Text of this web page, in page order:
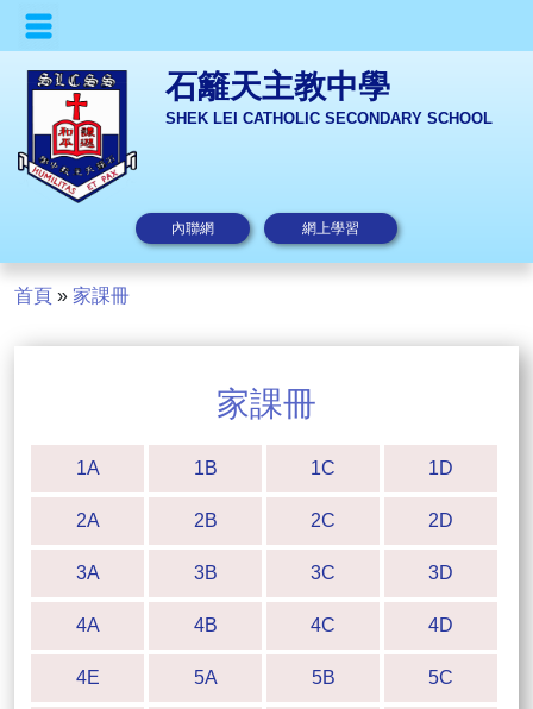
石籬天主教中學
SHEK LEI CATHOLIC SECONDARY SCHOOL
內聯網 網上學習
首頁 » 家課冊
家課冊
1A 1B 1C 1D
2A 2B 2C 2D
3A 3B 3C 3D
4A 4B 4C 4D
4E 5A 5B 5C